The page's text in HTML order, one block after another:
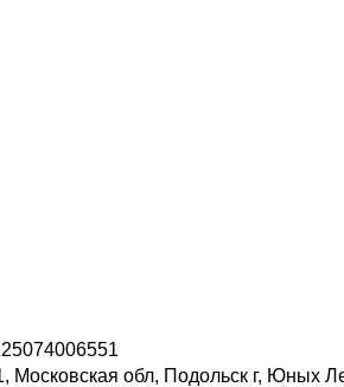
Московская обл, Подольск г, Юных